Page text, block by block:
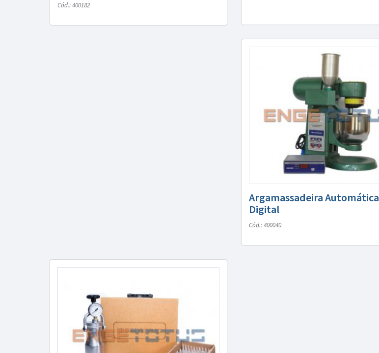
Cód.: 400182
Argamassadeira Automática
Digital
Cód.: 400040